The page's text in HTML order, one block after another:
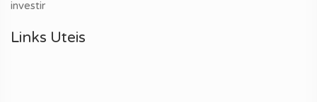
investir
Links Uteis